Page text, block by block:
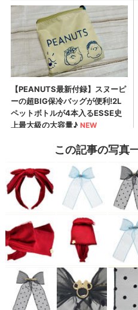
この記事の写真